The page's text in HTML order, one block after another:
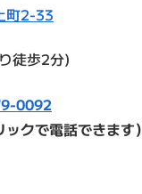
町2-33
徒歩2分)
0092
ックで電話できます）